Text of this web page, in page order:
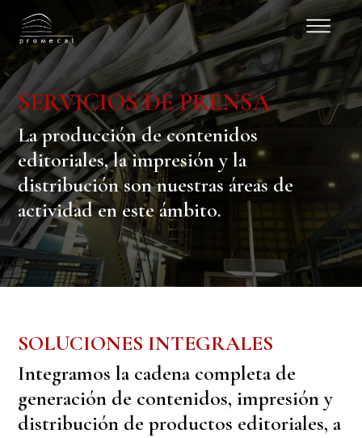
SERVICIOS DE PRENSA
La producción de contenidos
editoriales, la impresión y la
distribución son nuestras áreas de
actividad en este ámbito.
SOLUCIONES INTEGRALES
Integramos la cadena completa de
generación de contenidos, impresión y
distribución de productos editoriales, a